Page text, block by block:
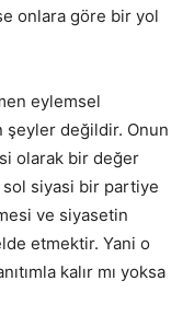
onlara göre bir yol
eylemsel
şeyler değildir. Onun
olarak bir değer
sol siyasi bir partiye
ve siyasetin
etmektir. Yani o
kalır mı yoksa